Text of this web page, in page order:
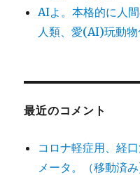
AIよ。本格的に人
人類、愛(AI)玩動
最近のコメント
コロナ軽症用、経
メータ。（移動済